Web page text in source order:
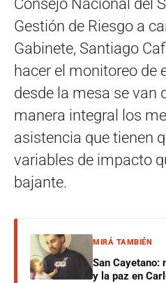
Consejo Nacional del
Gestión de Riesgo a
Gabinete, Santiago
hacer el monitoreo de
desde la mesa se van
manera integral los
asistencia que tienen
variables de impacto
bajante.
MIRÁ TAMBIÉN
San Cayetano:
y la paz en